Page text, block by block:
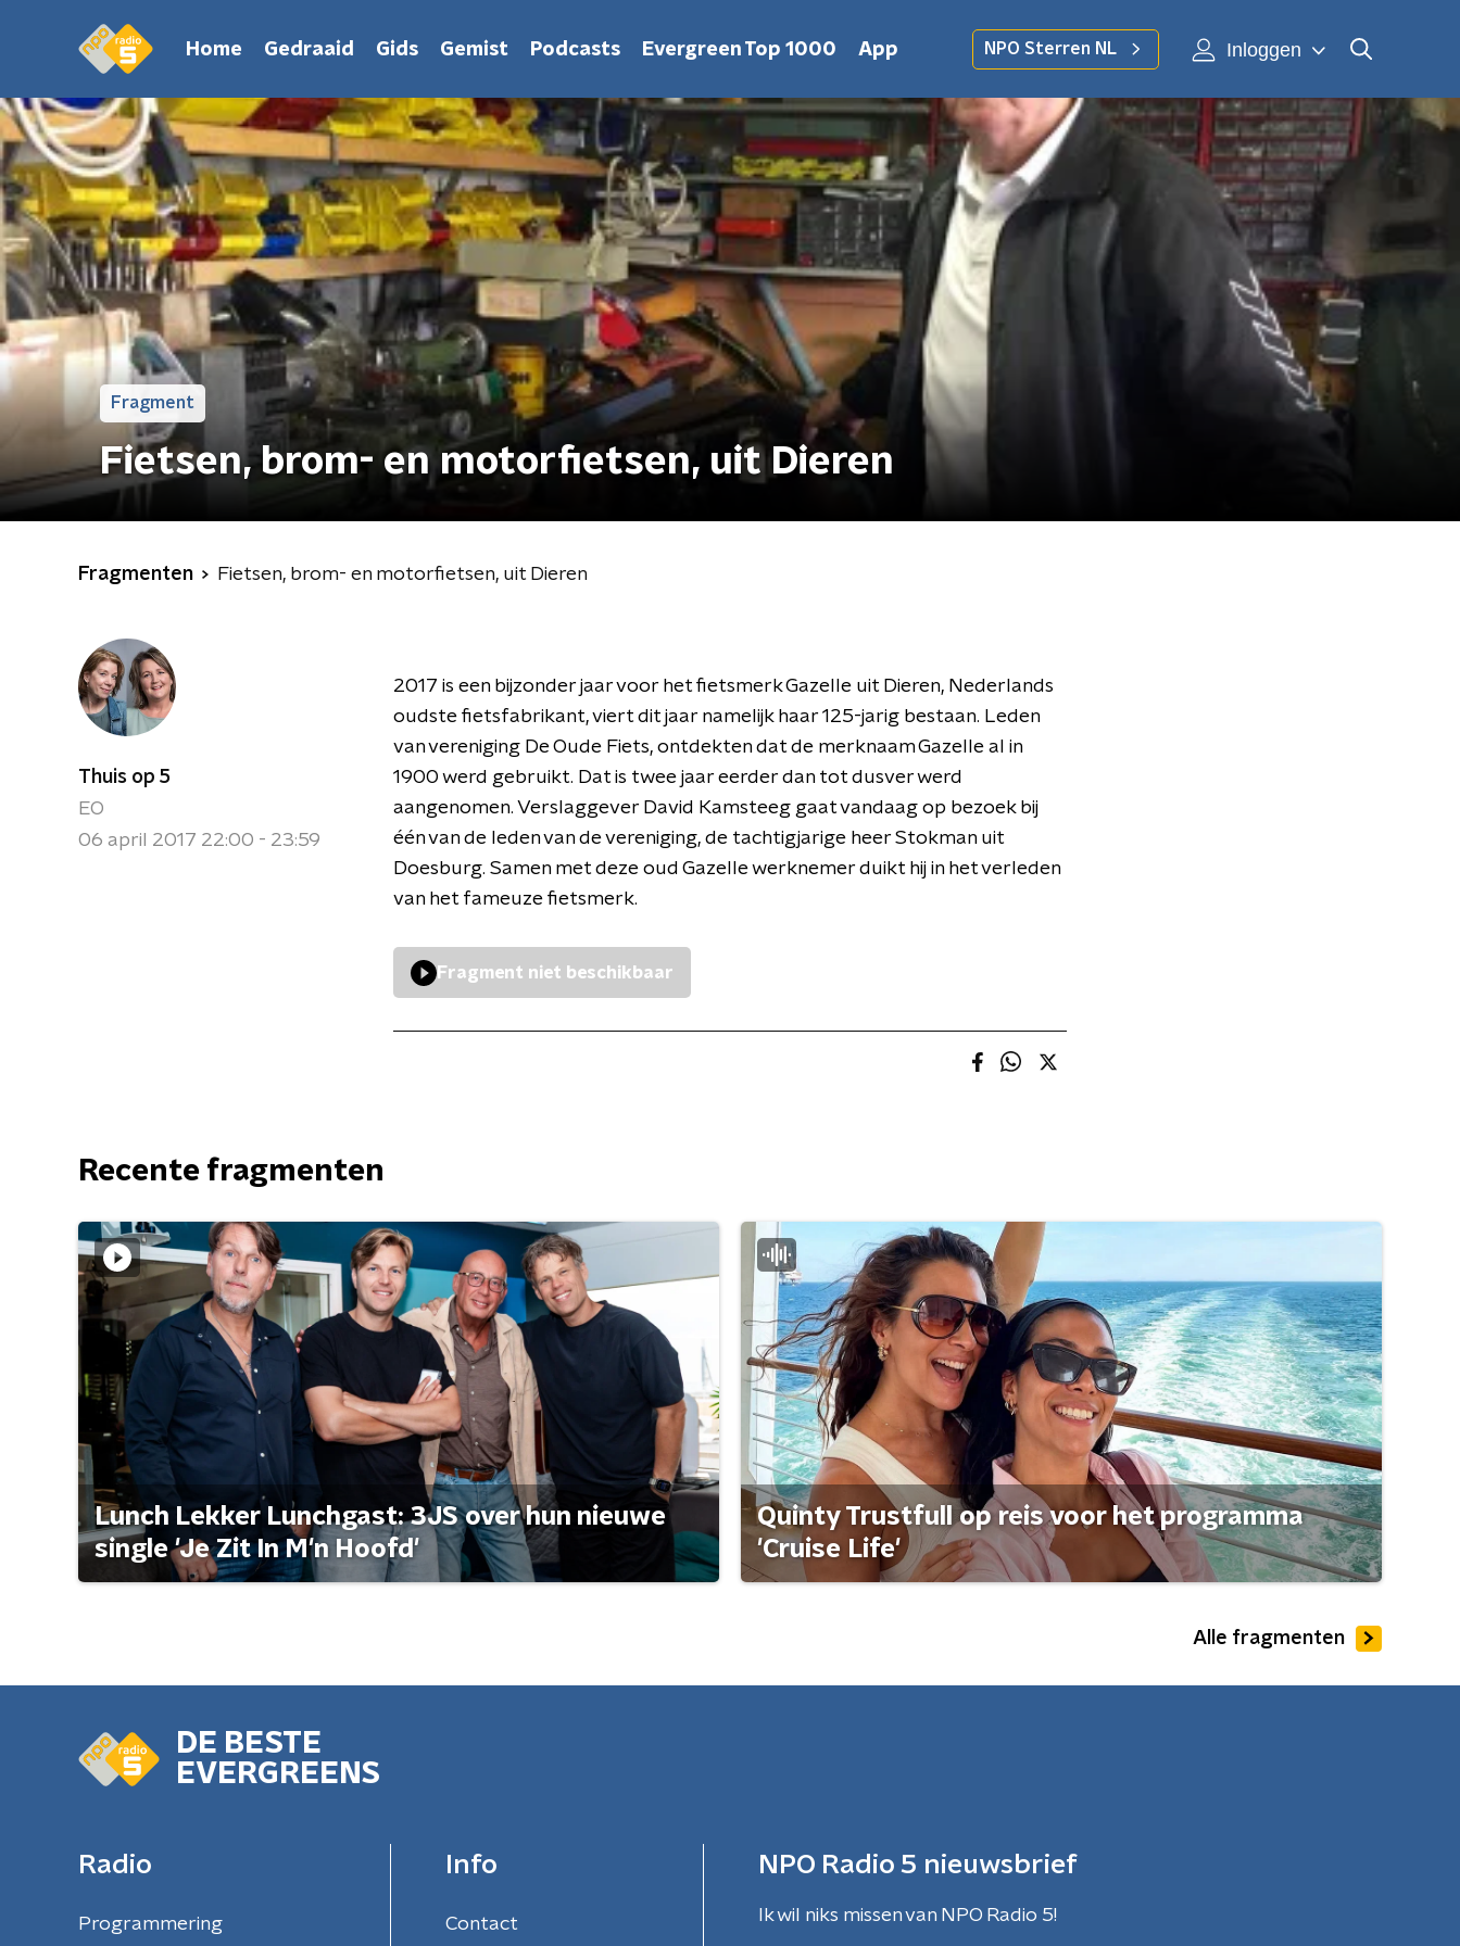
Home Gedraaid Gids Gemist Podcasts Evergreen Top 1000 App NPO Sterren NL Inloggen
Fragment
Fietsen, brom- en motorfietsen, uit Dieren
Fragmenten Fietsen, brom- en motorfietsen, uit Dieren
Thuis op 5
EO
06 april 2017 22:00 - 23:59
2017 is een bijzonder jaar voor het fietsmerk Gazelle uit Dieren, Nederlands
oudste fietsfabrikant, viert dit jaar namelijk haar 125-jarig bestaan. Leden
van vereniging De Oude Fiets, ontdekten dat de merknaam Gazelle al in
1900 werd gebruikt. Dat is twee jaar eerder dan tot dusver werd
aangenomen. Verslaggever David Kamsteeg gaat vandaag op bezoek bij
één van de leden van de vereniging, de tachtigjarige heer Stokman uit
Doesburg. Samen met deze oud Gazelle werknemer duikt hij in het verleden
van het fameuze fietsmerk.
Fragment niet beschikbaar
Recente fragmenten
Lunch Lekker Lunchgast: 3JS over hun nieuwe
single 'Je Zit In M'n Hoofd'
Quinty Trustfull op reis voor het programma
'Cruise Life'
Alle fragmenten
DE BESTE
EVERGREENS
Radio
Programmering
Info
Contact
NPO Radio 5 nieuwsbrief
Ik wil niks missen van NPO Radio 5!